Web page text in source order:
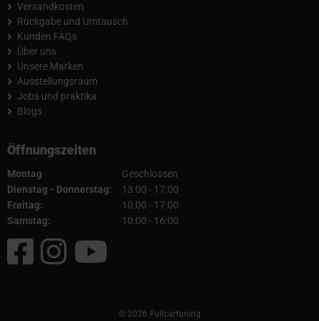
Versandkosten
Rückgabe und Umtausch
Kunden FAQs
Über uns
Unsere Marken
Ausstellungsraum
Jobs und praktika
Blogs
Öffnungszeiten
Montag
Geschlossen
Dienstag - Donnerstag:
13:00 - 17:00
Freitag:
10:00 - 17:00
Samstag:
10:00 - 16:00
© 2026 Fullcartuning